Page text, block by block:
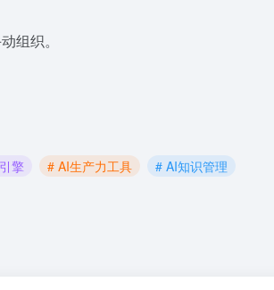
组织。
擎 # AI生产力工具
# AI知识管理